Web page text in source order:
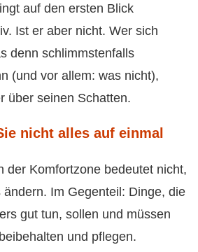
auf den ersten Blick
Ist er aber nicht. Wer sich
denn schlimmstenfalls
(und vor allem: was nicht),
über seinen Schatten.
nicht alles auf einmal
der Komfortzone bedeutet nicht,
ändern. Im Gegenteil: Dinge, die
gut tun, sollen und müssen
und pflegen.